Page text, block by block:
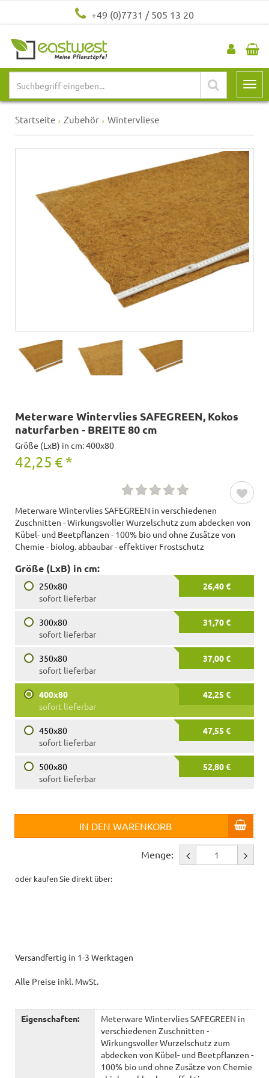
+49 (0)7731 / 505 13 20
Startseite Zubehör Wintervliese
Meterware Wintervlies SAFEGREEN, Kokos
naturfarben - BREITE 80 cm
Größe (LxB) in cm: 400x80
42,25 € *
Meterware Wintervlies SAFEGREEN in verschiedenen
Zuschnitten - Wirkungsvoller Wurzelschutz zum abdecken von
Kübel- und Beetpflanzen - 100% bio und ohne Zusätze von
Chemie - biolog. abbaubar - effektiver Frostschutz
Größe (LxB) in cm:
250x80
26,40 €
sofort lieferbar
300x80
31,70 €
sofort lieferbar
350x80
37,00 €
sofort lieferbar
400x80
42,25 €
sofort lieferbar
450x80
47,55 €
sofort lieferbar
500x80
52,80 €
sofort lieferbar
IN DEN WARENKORB
Menge:
oder kaufen Sie direkt über:
Versandfertig in 1-3 Werktagen
Alle Preise inkl. MwSt.
Eigenschaften:
Meterware Wintervlies SAFEGREEN in
verschiedenen Zuschnitten -
Wirkungsvoller Wurzelschutz zum
abdecken von Kübel- und Beetpflanzen -
100% bio und ohne Zusätze von Chemie